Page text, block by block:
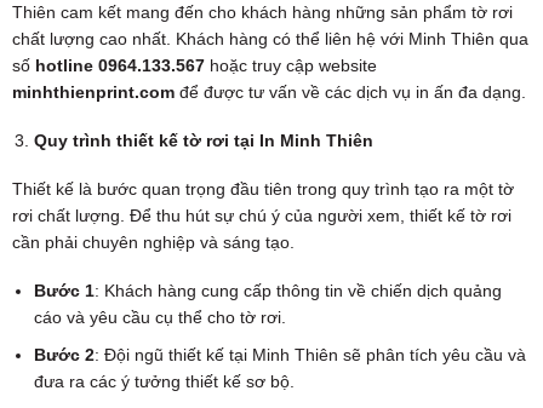
Thiên cam kết mang đến cho khách hàng những sản phẩm tờ rơi
chất lượng cao nhất. Khách hàng có thể liên hệ với Minh Thiên qua
số hotline 0964.133.567hoặc truy cập website
minhthienprint.comđể được tư vấn về các dịch vụ in ấn đa dạng.
Quy trình thiết kế tờ rơi tại In Minh Thiên
Thiết kế là bước quan trọng đầu tiên trong quy trình tạo ra một tờ
rơi chất lượng. Để thu hút sự chú ý của người xem, thiết kế tờ rơi
cần phải chuyên nghiệp và sáng tạo.
Bước 1: Khách hàng cung cấp thông tin về chiến dịch quảng
cáo và yêu cầu cụ thể cho tờ rơi.
Bước 2: Đội ngũ thiết kế tại Minh Thiên sẽ phân tích yêu cầu và
đưa ra các ý tưởng thiết kế sơ bộ.